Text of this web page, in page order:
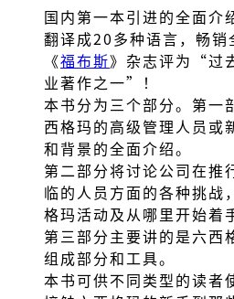
国内第一本引进的全面介
翻译成20多种语言，畅销
《福布斯》杂志评为“过
业著作之一”！
本书分为三个部分。第一
西格玛的高级管理人员或
和背景的全面介绍。
第二部分将讨论公司在推
临的人员方面的各种挑战
格玛活动及从哪里开始着
第三部分主要讲的是六西
组成部分和工具。
本书可供不同类型的读者